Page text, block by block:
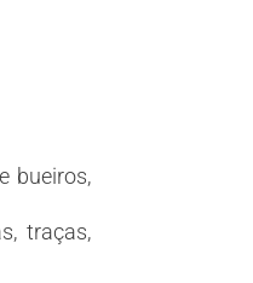
bueiros,
traças,